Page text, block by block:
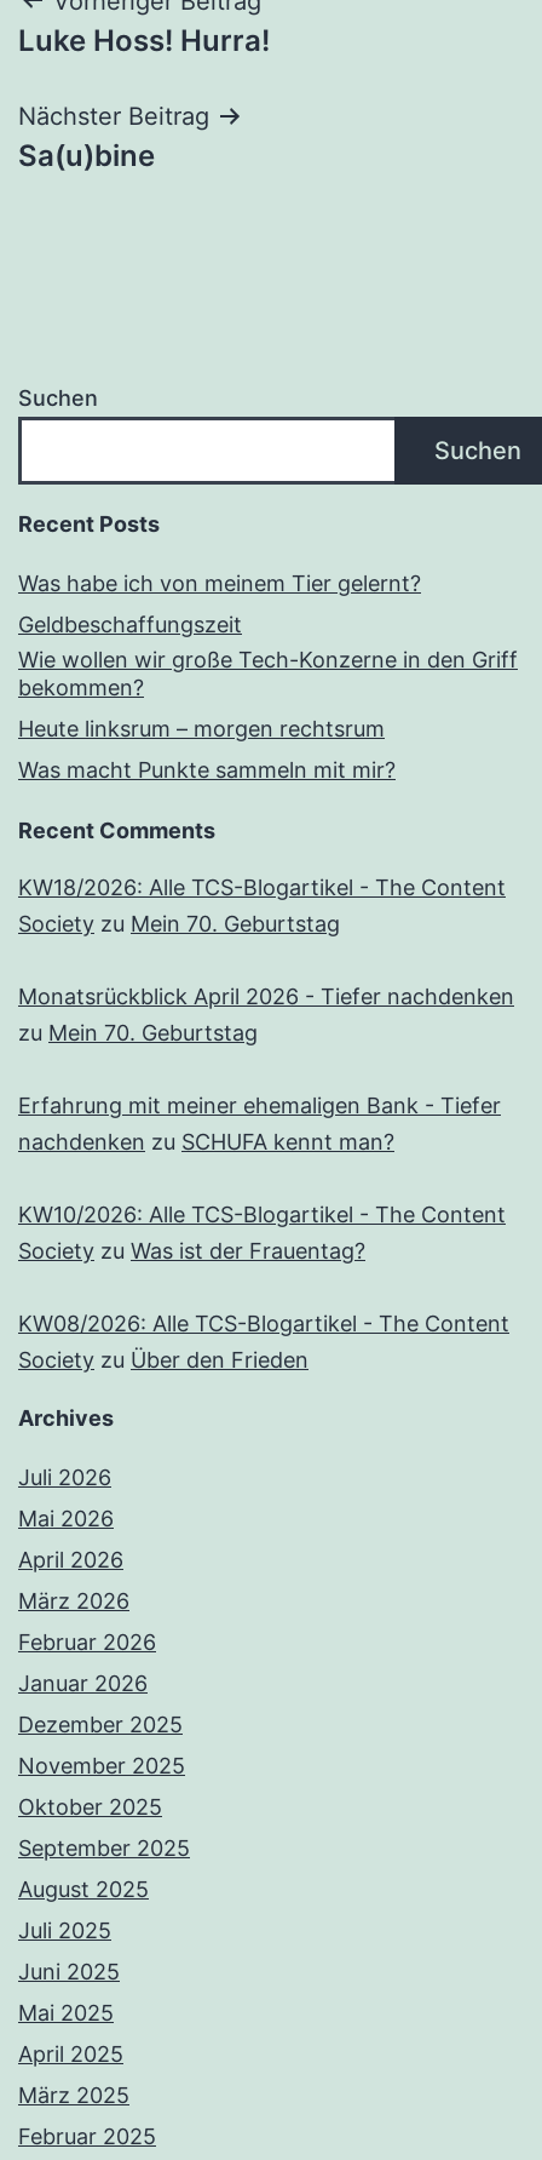
Luke Hoss! Hurra!
Nächster Beitrag
Sa(u)bine
Suchen
Suchen
Recent Posts
Was habe ich von meinem Tier gelernt?
Geldbeschaffungszeit
Wie wollen wir große Tech-Konzerne in den Griff
bekommen?
Heute linksrum – morgen rechtsrum
Was macht Punkte sammeln mit mir?
Recent Comments
KW18/2026: Alle TCS-Blogartikel - The Content
Society zu Mein 70. Geburtstag
Monatsrückblick April 2026 - Tiefer nachdenken
zu Mein 70. Geburtstag
Erfahrung mit meiner ehemaligen Bank - Tiefer
nachdenken zu SCHUFA kennt man?
KW10/2026: Alle TCS-Blogartikel - The Content
Society zu Was ist der Frauentag?
KW08/2026: Alle TCS-Blogartikel - The Content
Society zu Über den Frieden
Archives
Juli 2026
Mai 2026
April 2026
März 2026
Februar 2026
Januar 2026
Dezember 2025
November 2025
Oktober 2025
September 2025
August 2025
Juli 2025
Juni 2025
Mai 2025
April 2025
März 2025
Februar 2025